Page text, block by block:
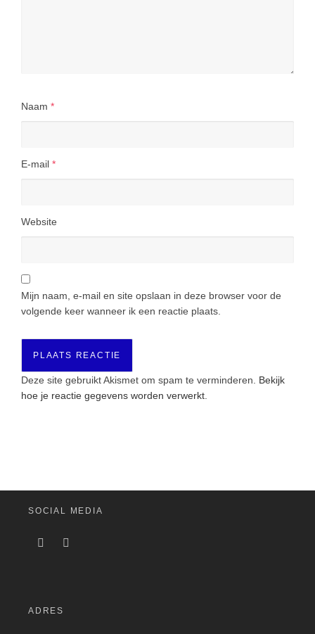
Naam *
E-mail *
Website
Mijn naam, e-mail en site opslaan in deze browser voor de
volgende keer wanneer ik een reactie plaats.
Deze site gebruikt Akismet om spam te verminderen. Bekijk
hoe je reactie gegevens worden verwerkt
SOCIAL MEDIA
ADRES